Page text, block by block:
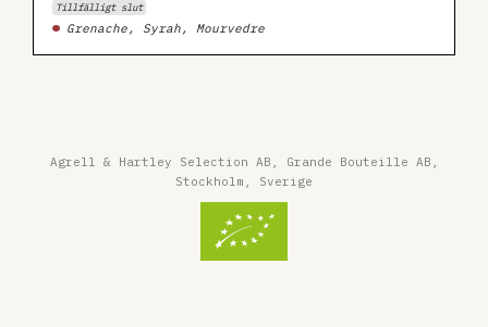
Tillfälligt slut
Grenache, Syrah, Mourvedre
Agrell & Hartley Selection AB, Grande Bouteille AB,
Stockholm, Sverige